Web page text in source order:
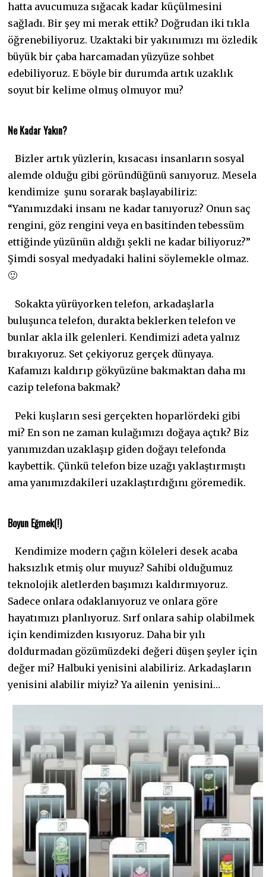
hatta avucumuza sığacak kadar küçülmesini
sağladı. Bir şey mi merak ettik? Doğrudan iki tıkla
öğrenebiliyoruz. Uzaktaki bir yakınımızı mı özledik
büyük bir çaba harcamadan yüzyüze sohbet
edebiliyoruz. E böyle bir durumda artık uzaklık
soyut bir kelime olmuş olmuyor mu?
Ne Kadar Yakın?
Bizler artık yüzlerin, kısacası insanların sosyal
alemde olduğu gibi göründüğünü sanıyoruz. Mesela
kendimize şunu sorarak başlayabiliriz:
“Yanımızdaki insanı ne kadar tanıyoruz? Onun saç
rengini, göz rengini veya en basitinden tebessüm
ettiğinde yüzünün aldığı şekli ne kadar biliyoruz?”
Şimdi sosyal medyadaki halini söylemekle olmaz.
🙂
Sokakta yürüyorken telefon, arkadaşlarla
buluşunca telefon, durakta beklerken telefon ve
bunlar akla ilk gelenleri. Kendimizi adeta yalnız
bırakıyoruz. Set çekiyoruz gerçek dünyaya.
Kafamızı kaldırıp gökyüzüne bakmaktan daha mı
cazip telefona bakmak?
Peki kuşların sesi gerçekten hoparlördeki gibi
mi? En son ne zaman kulağımızı doğaya açtık? Biz
yanımızdan uzaklaşıp giden doğayı telefonda
kaybettik. Çünkü telefon bize uzağı yaklaştırmıştı
ama yanımızdakileri uzaklaştırdığını göremedik.
Boyun Eğmek(!)
Kendimize modern çağın köleleri desek acaba
haksızlık etmiş olur muyuz? Sahibi olduğumuz
teknolojik aletlerden başımızı kaldırmıyoruz.
Sadece onlara odaklanıyoruz ve onlara göre
hayatımızı planlıyoruz. Sırf onlara sahip olabilmek
için kendimizden kısıyoruz. Daha bir yılı
doldurmadan gözümüzdeki değeri düşen şeyler için
değer mi? Halbuki yenisini alabiliriz. Arkadaşların
yenisini alabilir miyiz? Ya ailenin yenisini…